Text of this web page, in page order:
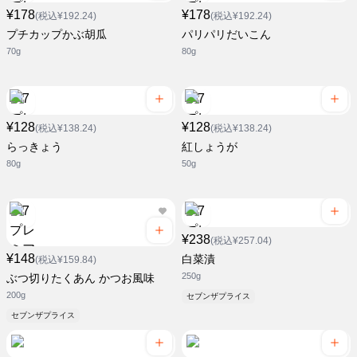
¥178(税込¥192.24)
プチカップかぶ胡瓜
70g
¥178(税込¥192.24)
パリパリだいこん
80g
¥128(税込¥138.24)
らっきょう
80g
¥128(税込¥138.24)
紅しょうが
50g
¥148(税込¥159.84)
ぶつ切りたくあん かつお風味
200g
セブンザプライス
¥238(税込¥257.04)
白菜漬
250g
セブンザプライス